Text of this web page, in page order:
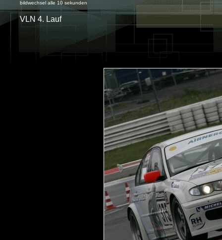
bildwechsel alle 10 sekunden
VLN 4. Lauf